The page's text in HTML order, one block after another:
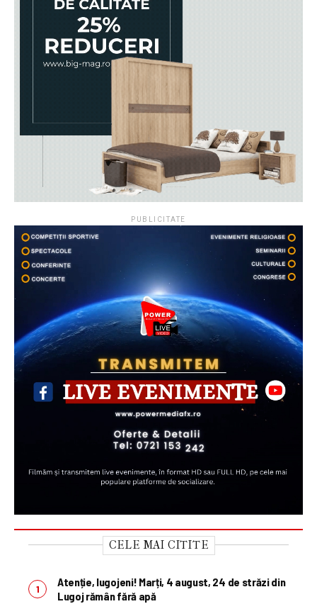
PUBLICITATE
CELE MAI CITITE
Atenție, lugojeni! Marți, 4 august, 24 de străzi din
Lugoj rămân fără apă